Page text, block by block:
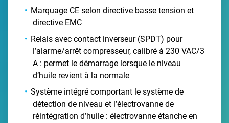
Marquage CE selon directive basse tension et
directive EMC
Relais avec contact inverseur (SPDT) pour
l’alarme/arrêt compresseur, calibré à 230 VAC/3
A : permet le démarrage lorsque le niveau
d’huile revient à la normale
Système intégré comportant le système de
détection de niveau et l’électrovanne de
réintégration d’huile : électrovanne étanche en